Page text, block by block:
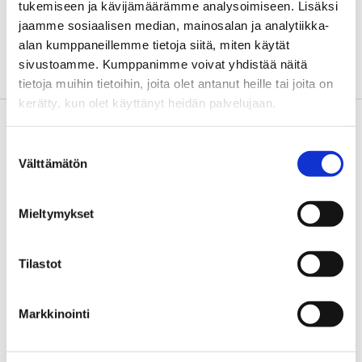
tukemiseen ja kävijämäärämme analysoimiseen. Lisäksi
jaamme sosiaalisen median, mainosalan ja analytiikka-
alan kumppaneillemme tietoja siitä, miten käytät
sivustoamme. Kumppanimme voivat yhdistää näitä
tietoja muihin tietoihin, joita olet antanut heille tai joita on
kerätty, kun olet käyttänyt heidän palvelujaan.
valinta
Välttämätön
Mieltymykset
Tilastot
Markkinointi
Väitöskuiskaaja-blogi / Thesis
Tarinoita väitöstutkimuksen ja muun
Haluatko kirjoittaa Väitöskuiskaaja-blogiin? Lähetä
osoitteeseen viestinta (ät) uwasa.fi